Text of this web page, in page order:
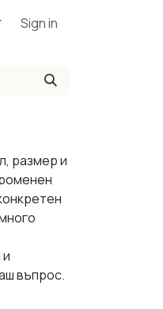
Sign in
размер и
въпрос.